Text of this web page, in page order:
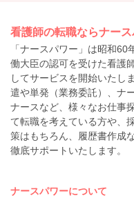
看護師の転職ならナー
「ナースパワー」は昭和
働大臣の認可を受けた看護
してサービスを開始いたし
遣や単発（業務委託）、ナ
ナースなど、様々なお仕事
て転職を考えている方や、
策はもちろん、履歴書作成
徹底サポートいたします。
ナースパワーについて